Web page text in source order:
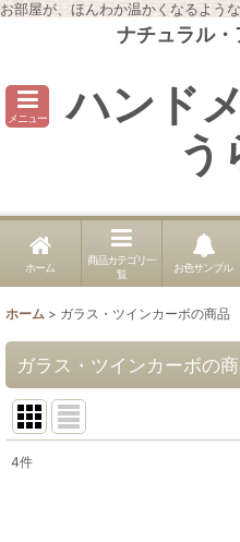
お部屋が、ほんわか温かくなるよ
ナチュラル
メニュー ハンド
う
ホーム
商品カテゴリ一
覧
お色サンプル
ホーム > ガラス・ツインカーボの商品
ガラス・ツインカーボの
4件